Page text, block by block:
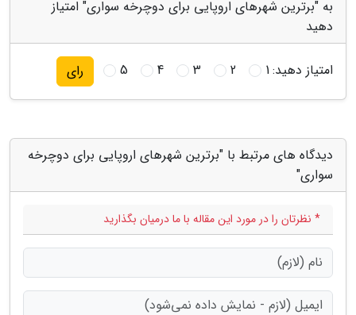
به "برترین شهرهای اروپایی برای دوچرخه سواری" امتیاز
دهید
امتیاز دهید:1
2
3
4
5 رای
دیدگاه های مرتبط با "برترین شهرهای اروپایی برای دوچرخه
سواری"
* نظرتان را در مورد این مقاله با ما درمیان بگذارید